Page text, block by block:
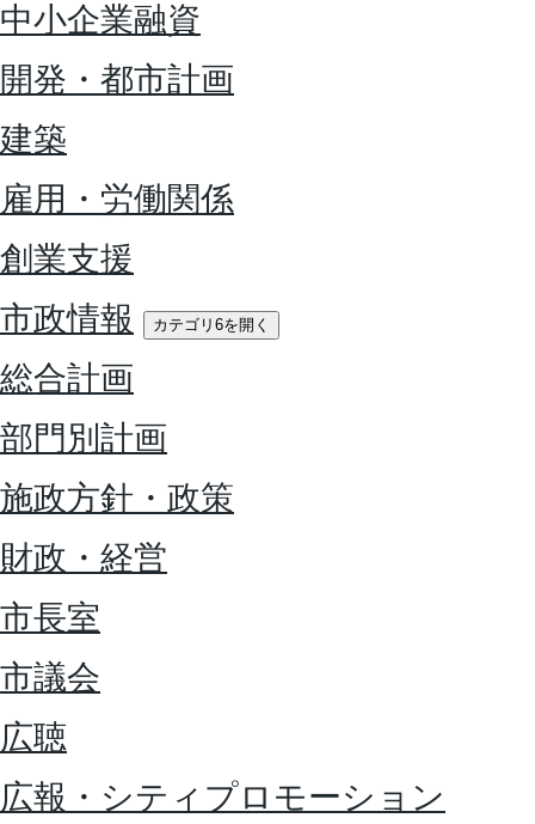
中小企業融資
開発・都市計画
建築
雇用・労働関係
創業支援
市政情報
カテゴリ6を開く
総合計画
部門別計画
施政方針・政策
財政・経営
市長室
市議会
広聴
広報・シティプロモーション